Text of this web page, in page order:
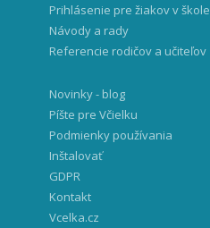
Prihlásenie pre žiakov v škole
Návody a rady
Referencie rodičov a učiteľov
Novinky - blog
Píšte pre Včielku
Podmienky používania
Inštalovať
GDPR
Kontakt
Vcelka.cz